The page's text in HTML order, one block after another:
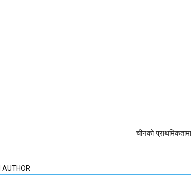
चीनकाे
AUTHOR